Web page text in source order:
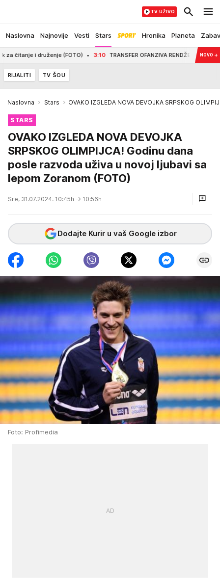
Naslovna Najnovije Vesti Stars Hronika Planeta
TV UŽIVO
i druženje (FOTO) 3:10 TRANSFER OFANZIVA RENDŽERSA! Posle NOVO →
RIJALITI TV ŠOU
Naslovna Stars OVAKO IZGLEDA NOVA DEVOJKA SRPSKOG
STARS
OVAKO IZGLEDA NOVA DEVOJKA
SRPSKOG OLIMPIJCA! Godinu dana
posle razvoda uživa u novoj ljubavi sa
lepom Zoranom (FOTO)
Sre, 31.07.2024. 10:45h → 10:56h
Dodajte Kurir u vaš Google izbor
Foto: Profimedia